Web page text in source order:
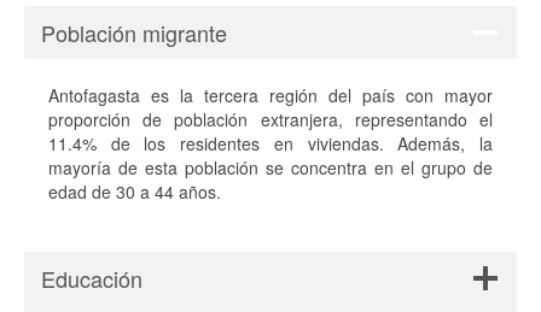
Población migrante
Antofagasta es la tercera región del país con mayor
proporción de población extranjera, representando el
11.4% de los residentes en viviendas. Además, la
mayoría de esta población se concentra en el grupo de
edad de 30 a 44 años.
Educación